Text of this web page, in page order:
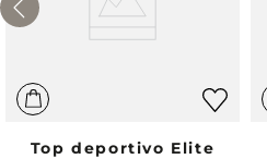
Top deportivo Elite